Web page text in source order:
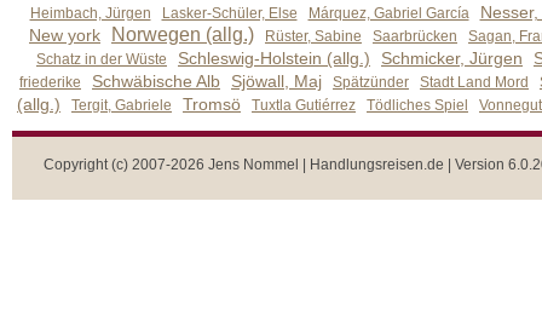
Heimbach, Jürgen
Lasker-Schüler, Else Márquez, Gabriel García
New york
Norwegen (allg.) Rüster, Sabine Saarbrücken
Sagan,
Schatz in der Wüste
Schleswig-Holstein (allg.) Schmicker, Jürgen
friederike Schwäbische Alb Sjöwall, Maj Spätzünder Stadt Land Mord
(allg.) Tergit, Gabriele Tromsö Tuxtla Gutiérrez Tödliches Spiel
Copyright (c) 2007-2026 Jens Nommel | Handlungsreisen.de | Version